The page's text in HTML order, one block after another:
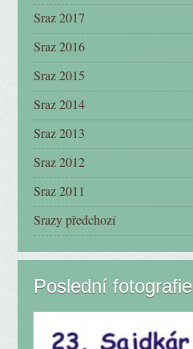
Sraz 2017
Sraz 2016
Sraz 2015
Sraz 2014
Sraz 2013
Sraz 2012
Sraz 2011
Srazy předchozí
Poslední fotografie